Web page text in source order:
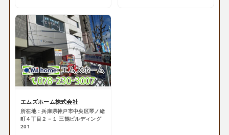
エムズホーム株式会社
所在地：兵庫県神戸市中央区琴ノ緒
町４丁目２－１ 三鶴ビルディング
201